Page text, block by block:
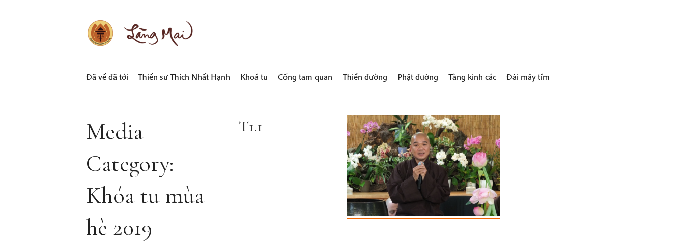
LÀNG MAI
Đã về đã tới Thiền sư Thích Nhất Hạnh Khoá tu Cổng tam quan Thiền đường Phật đường Tàng kinh các Đài mây tím
Media
Category:
Khóa tu mùa
hè 2019
T1.1